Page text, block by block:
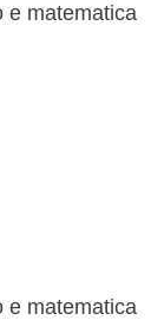
e matematica
e matematica